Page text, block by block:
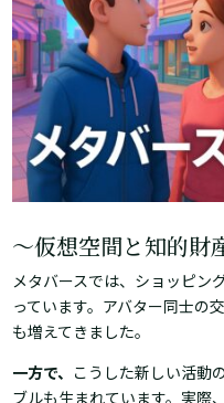
～仮想空間と知的財
メタバースでは、ショッピン
っています。アバター同士の
も増えてきました。
一方で、 こうした新しい活動
ブルも生まれています。実際